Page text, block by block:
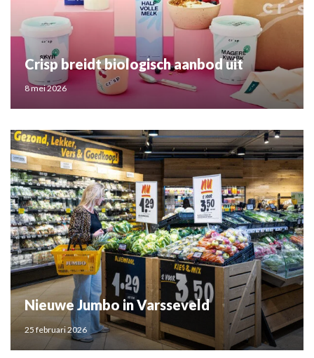
Crisp breidt biologisch aanbod uit
8 mei 2026
Nieuwe Jumbo in Varsseveld
25 februari 2026